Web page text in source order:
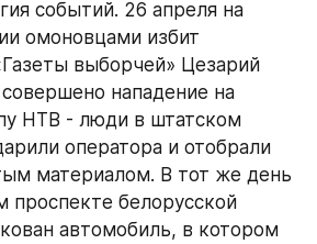
событий. 26 апреля на
омоновцами избит
выборчей» Цезарий
нападение на
НТВ - люди в штатском
оператора и отобрали
материалом. В тот же день
белорусской
автомобиль, в котором